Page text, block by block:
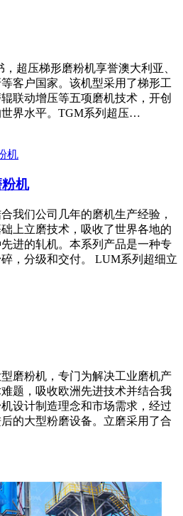
超压梯形磨粉机享誉澳大利亚、
客户国家。该机型采用了梯形工
联动增压等五项磨机技术，开创
界水平。TGM系列超压…
机
我们公司几年的磨机生产经验，
上立磨技术，吸收了世界各地的
进的轧机。本系列产品是一种专
，分级和交付。 LUM系列超细立
磨粉机，专门为解决工业磨机产
题，吸收欧洲先进技术并结合我
设计制造理念和市场需求，经过
的大型粉磨设备。立磨采用了合